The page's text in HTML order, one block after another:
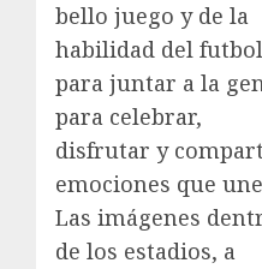
bello juego y de la
habilidad del futbol
para juntar a la
para celebrar,
disfrutar y
emociones que
Las imágenes
de los estadios, a